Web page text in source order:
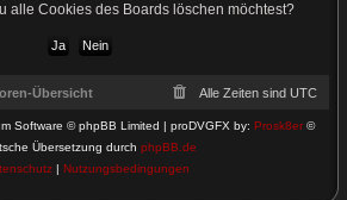
alle Cookies des Boards löschen möchtest?
Übersicht Alle Zeiten sind UTC
Software © phpBB Limited | proDVGFX by: Prosk8er ©
Übersetzung durch phpBB.de
| Nutzungsbedingungen